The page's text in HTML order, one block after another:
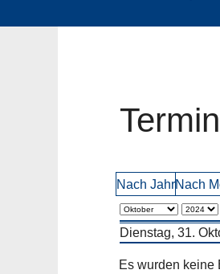
Nach JahrNach
Dienstag, 31.
Es wurden keine